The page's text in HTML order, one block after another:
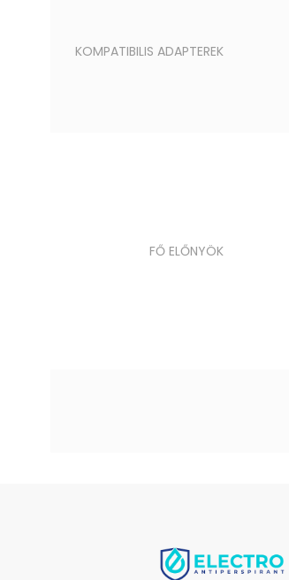
KOMPATIBILIS ADAPTEREK
FŐ ELŐNYÖK